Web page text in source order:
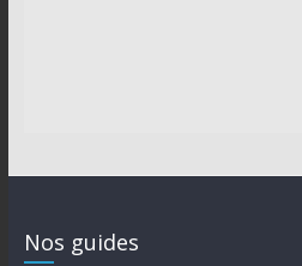
Nos guides